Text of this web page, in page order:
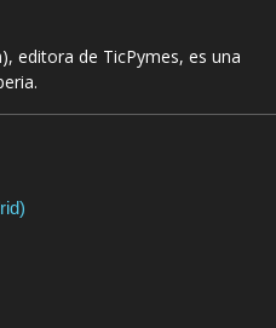
editora de TicPymes, es una